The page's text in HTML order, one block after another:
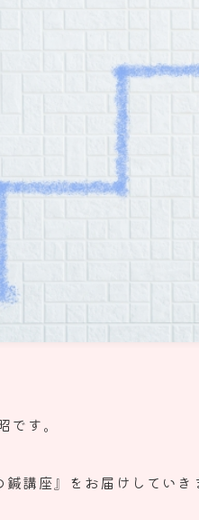
す。
講座』をお届けしていき